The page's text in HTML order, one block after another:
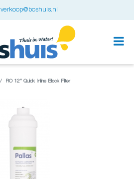
verkoop@boshuis.nl
RO 12" Quick Inline Block Filter